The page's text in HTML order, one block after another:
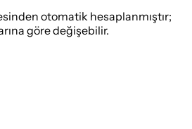
otomatik hesaplanmıştır;
göre değişebilir.